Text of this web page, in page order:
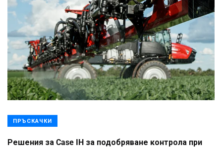
ПРЪСКАЧКИ
Решения за Case IH за подобряване контрола при